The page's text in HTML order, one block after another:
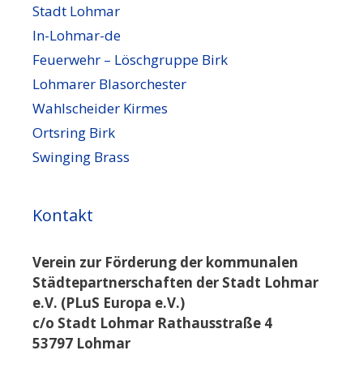
Stadt Lohmar
In-Lohmar-de
Feuerwehr – Löschgruppe Birk
Lohmarer Blasorchester
Wahlscheider Kirmes
Ortsring Birk
Swinging Brass
Kontakt
Verein zur Förderung der kommunalen
Städtepartnerschaften der Stadt Lohmar
e.V. (PLuS Europa e.V.)
c/o Stadt Lohmar Rathausstraße 4
53797 Lohmar